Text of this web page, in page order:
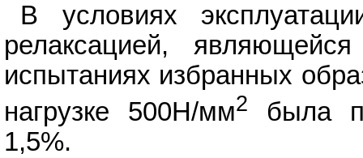
В условиях
релаксацией,
испытаниях избранных
нагрузке 500Н/мм2
была
1,5%.